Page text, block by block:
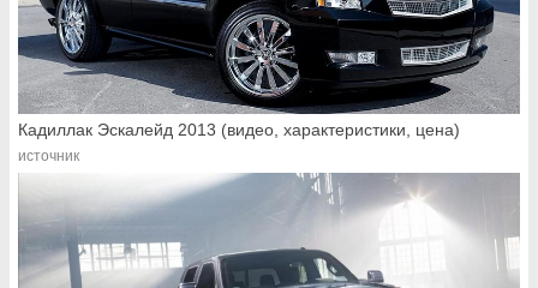
Кадиллак Эскалейд 2013 (видео, характеристики, цена)
источник